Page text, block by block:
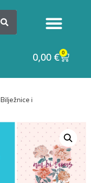
0,00€ 0
Bilježnice i